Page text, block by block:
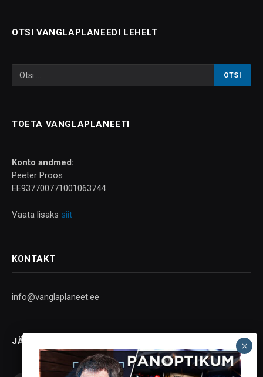
OTSI VANGLAPLANEEDI LEHELT
TOETA VANGLAPLANEETI
Konto andmed:
Peeter Proos
EE937700771001063744
Vaata lisaks siit
KONTAKT
info@vanglaplaneet.ee
JÄLGI SOTSIAALMEEDIAS